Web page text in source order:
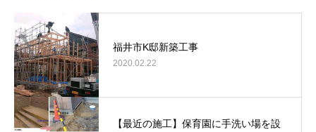
福井市K邸新築工事
2020.02.22
【最近の施工】保育園に手洗い場を設